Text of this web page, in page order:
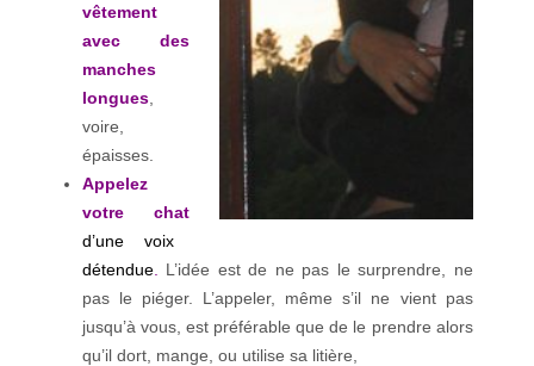
vêtement
avec des
manches
longues,
voire,
épaisses.
Appelez
votre chat
d’une voix
détendue.
L’idée est de ne pas le surprendre, ne
pas le piéger. L’appeler, même s’il ne vient pas
jusqu’à vous, est préférable que de le prendre alors
qu’il dort, mange, ou utilise sa litière,